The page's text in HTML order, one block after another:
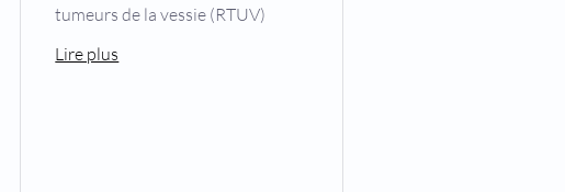
tumeurs de la vessie (RTUV)
Lire plus